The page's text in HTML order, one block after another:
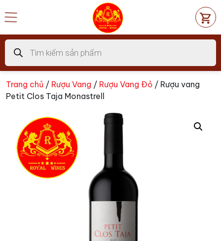
đến
dung
Tìm
kiếm
sản
phẩm
Trang chủ / Rượu Vang / Rượu Vang Đỏ / Rượu vang
Petit Clos Taja Monastrell